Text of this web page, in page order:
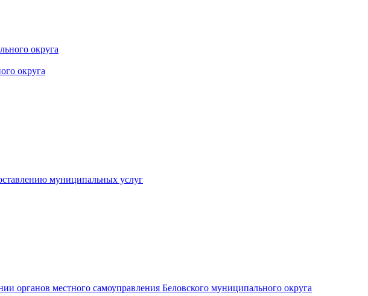
округа
округа
муниципальных услуг
органов местного самоуправления Беловского муниципального округа